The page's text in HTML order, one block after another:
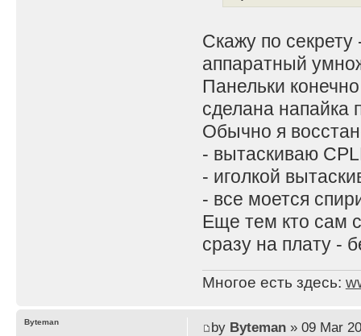
Скажу по секрету
аппаратный
Панельки
сделана напайка
Обычно я
- вытаскиваю
- иголкой
- все моется
Еще тем кто сам
сразу на плату -
Многое есть здесь:
by Byteman» 09 Mar
Byteman